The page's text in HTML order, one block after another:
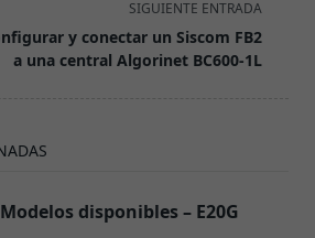
SIGUIENTE ENTRADA
y conectar un Siscom FB2
a una central Algorinet BC600-1L
disponibles – E20G